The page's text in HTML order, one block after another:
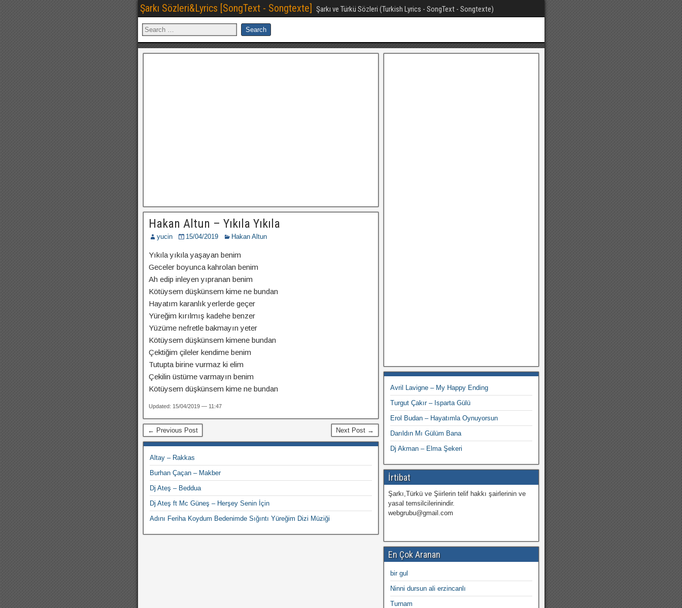
Şarkı Sözleri&Lyrics [SongText - Songtexte] Şarkı ve Türkü Sözleri (Turkish Lyrics - SongText - Songtexte)
Hakan Altun – Yıkıla Yıkıla
yucin 15/04/2019 Hakan Altun
Yıkıla yıkıla yaşayan benim
Geceler boyunca kahrolan benim
Ah edip inleyen yıpranan benim
Kötüysem düşkünsem kime ne bundan
Hayatım karanlık yerlerde geçer
Yüreğim kırılmış kadehe benzer
Yüzüme nefretle bakmayın yeter
Kötüysem düşkünsem kimene bundan
Çektiğim çileler kendime benim
Tutupta birine vurmaz ki elim
Çekilin üstüme varmayın benim
Kötüysem düşkünsem kime ne bundan
Updated: 15/04/2019 — 11:47
← Previous Post Next Post →
Altay – Rakkas
Burhan Çaçan – Makber
Dj Ateş – Beddua
Dj Ateş ft Mc Güneş – Herşey Senin İçin
Adını Feriha Koydum Bedenimde Sığıntı Yüreğim Dizi Müziği
Avril Lavigne – My Happy Ending
Turgut Çakır – Isparta Gülü
Erol Budan – Hayatımla Oynuyorsun
Darıldın Mı Gülüm Bana
Dj Akman – Elma Şekeri
İrtibat
Şarkı,Türkü ve Şiirlerin telif hakkı şairlerinin ve
yasal temsilcilerinindir.
webgrubu@gmail.com
En Çok Aranan
bir gul
Ninni dursun ali erzincanlı
Turnam